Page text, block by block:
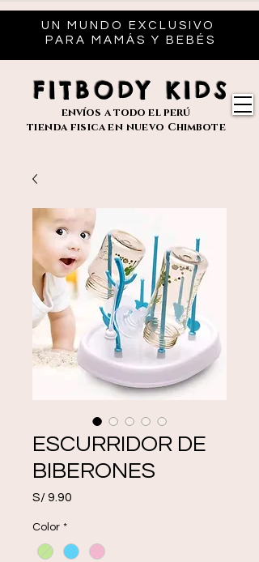
UN MUNDO EXCLUSIVO
PARA MAMÁS Y BEBÉS
FITBODY KIDS
envíos a todo el perú
tienda fisica en nuevo Chimbote
ESCURRIDOR DE
BIBERONES
S/ 9.90
Color *